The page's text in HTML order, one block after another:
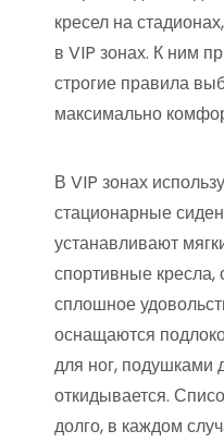
кресел на
в VIP зонах. К ним
строгие правила
максимально
В VIP зонах
стационарные
устанавливают
спортивные кресла,
сплошное
оснащаются
для ног, подушками
откидывается.
долго, в каждом